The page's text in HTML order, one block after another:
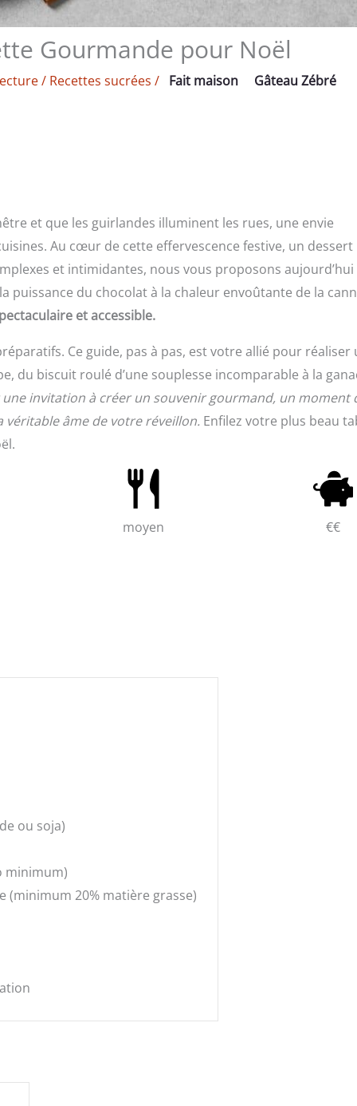
Gourmande pour Noël
/ Recettes sucrées / Fait maison Gâteau Zébré
et que les guirlandes illuminent les rues, une envie
Au cœur de cette effervescence festive, un dessert
et intimidantes, nous vous proposons aujourd’hui
puissance du chocolat à la chaleur envoûtante de la
et accessible.
Ce guide, pas à pas, est votre allié pour réaliser
du biscuit roulé d’une souplesse incomparable à la
une invitation à créer un souvenir gourmand, un moment
âme de votre réveillon. Enfilez votre plus beau
moyen €€
ou soja)
minimum)
(minimum 20% matière grasse)